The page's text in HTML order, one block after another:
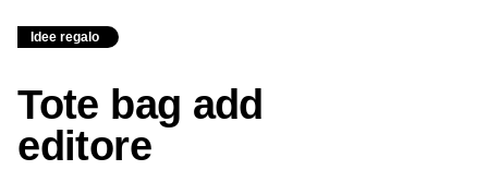
Idee regalo
Tote bag add
editore